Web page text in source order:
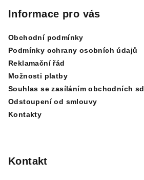
Informace pro vás
Obchodní podmínky
Podmínky ochrany osobních údajů
Reklamační řád
Možnosti platby
Souhlas se zasíláním obchodních
Odstoupení od smlouvy
Kontakty
Kontakt